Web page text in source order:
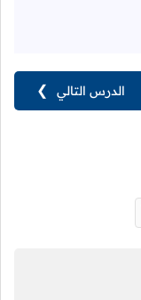
الدرس التالي ❯